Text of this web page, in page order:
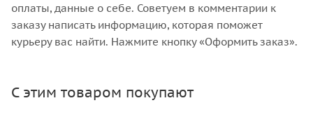
оплаты, данные о себе. Советуем в комментарии к
заказу написать информацию, которая поможет
курьеру вас найти. Нажмите кнопку «Оформить заказ».
С этим товаром покупают